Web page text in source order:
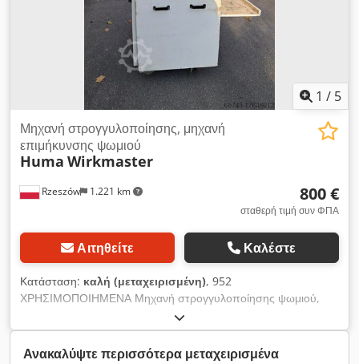
1 / 5
Rzeszów 1.221 km
Μηχανή στρογγυλοποίησης, μηχανή
επιμήκυνσης ψωμιού
Huma Wirkmaster
800 €
σταθερή τιμή συν ΦΠΑ
Αιτηθείτε Καλέστε
Κατάσταση: καλή (μεταχειρισμένη), 952
ΧΡΗΣΙΜΟΠΟΙΗΜΕΝΑ Μηχανή στρογγυλοποίησης ψωμιού,
μηχανή επιμήκυνσης ψωμιού, μηχανή μπαγκέτας, μηχανή
στρογγυλοποίησης και επιμήκυνσης. ΕΞΩΤΕΡΙΚΕΣ
ΔΙΑΣΤΑΣΕΙΣ (σε εκ.): - L: 102, - W: 133, Dsdpfou Iuq Ssx Ah
Ανακαλύψτε περισσότερα μεταχειρισμένα